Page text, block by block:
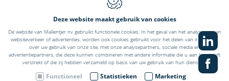
Webdesign by IDcreation 2022
Cookie policy
Privacy policy
Sitemap
Deze website maakt gebruik van cookies
De website van Mallentjer nv gebruikt functionele cookies. In het geval van het analyseren van
websiteverkeer of advertenties, worden ook cookies gebruikt voor het delen van informatie,
over uw gebruik van onze site, met onze analysepartners, sociale media en
advertentiepartners, die deze kunnen combineren met andere informatie die u aan hen heeft
verstrekt of die zij hebben verzameld op basis van uw gebruik van hun diensten.
Functioneel Statistieken Marketing